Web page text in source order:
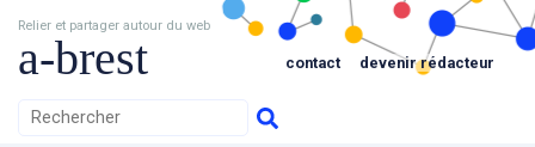
Relier et partager autour du web
a-brest contact devenir rédacteur